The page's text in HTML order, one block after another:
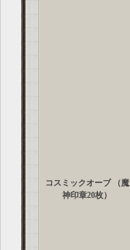
コスミックオーブ （魔
神印章20枚）